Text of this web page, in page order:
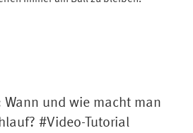
und wie macht man
#Video-Tutorial